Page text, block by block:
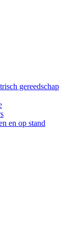
gereedschap
en op stand